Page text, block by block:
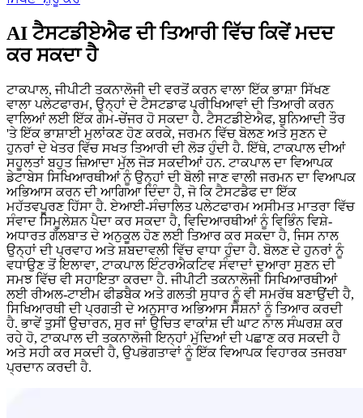
AI ਟੈਸਟਡੀਏਐਫ ਦੀ ਤਿਆਰੀ ਵਿੱਚ ਕਿਵੇਂ ਮਦਦ
ਕਰ ਸਕਦਾ ਹੈ
ਟਾਕਪਾਲ, ਜੀਪੀਟੀ ਤਕਨਾਲੋਜੀ ਦੀ ਵਰਤੋਂ ਕਰਨ ਵਾਲਾ ਇੱਕ ਭਾਸ਼ਾ ਸਿੱਖਣ
ਵਾਲਾ ਪਲੇਟਫਾਰਮ, ਉਨ੍ਹਾਂ ਦੇ ਟੈਸਟਡਾਫ ਪ੍ਰੀਖਿਆਵਾਂ ਦੀ ਤਿਆਰੀ ਕਰਨ
ਵਾਲਿਆਂ ਲਈ ਇੱਕ ਗੇਮ-ਚੇਂਜਰ ਹੋ ਸਕਦਾ ਹੈ. ਟੈਸਟਡੀਏਐਫ, ਬੁਨਿਆਦੀ ਤੌਰ
'ਤੇ ਇੱਕ ਭਾਸ਼ਾਈ ਮੁਲਾਂਕਣ ਹੋਣ ਕਰਕੇ, ਜਰਮਨ ਵਿੱਚ ਬੋਲਣ ਅਤੇ ਸੁਣਨ ਦੇ
ਹੁਨਰਾਂ ਦੇ ਖੇਤਰ ਵਿੱਚ ਸਖਤ ਤਿਆਰੀ ਦੀ ਲੋੜ ਹੁੰਦੀ ਹੈ. ਇੱਥੇ, ਟਾਕਪਾਲ ਦੀਆਂ
ਸਹੂਲਤਾਂ ਬਹੁਤ ਜ਼ਿਆਦਾ ਮੁੱਲ ਜੋੜ ਸਕਦੀਆਂ ਹਨ. ਟਾਕਪਾਲ ਦਾ ਵਿਆਪਕ
ਡੇਟਾਬੇਸ ਸਿਖਿਆਰਥੀਆਂ ਨੂੰ ਉਨ੍ਹਾਂ ਦੀ ਬੋਲੀ ਜਾਣ ਵਾਲੀ ਜਰਮਨ ਦਾ ਵਿਆਪਕ
ਅਭਿਆਸ ਕਰਨ ਦੀ ਆਗਿਆ ਦਿੰਦਾ ਹੈ, ਜੋ ਕਿ ਟੈਸਟਡੈਫ ਦਾ ਇੱਕ
ਮਹੱਤਵਪੂਰਣ ਹਿੱਸਾ ਹੈ. ਏਆਈ-ਸੰਚਾਲਿਤ ਪਲੇਟਫਾਰਮ ਅਸੀਮਤ ਮਾਤਰਾ ਵਿੱਚ
ਸੰਵਾਦ ਸਿਮੂਲੇਸ਼ਨ ਪੈਦਾ ਕਰ ਸਕਦਾ ਹੈ, ਵਿਦਿਆਰਥੀਆਂ ਨੂੰ ਵਿਭਿੰਨ ਵਿਸ਼ੇ-
ਅਧਾਰਤ ਗੱਲਬਾਤ ਦੇ ਅਨੁਕੂਲ ਹੋਣ ਲਈ ਤਿਆਰ ਕਰ ਸਕਦਾ ਹੈ, ਜਿਸ ਨਾਲ
ਉਨ੍ਹਾਂ ਦੀ ਪ੍ਰਵਾਹ ਅਤੇ ਸ਼ਬਦਾਵਲੀ ਵਿੱਚ ਵਾਧਾ ਹੁੰਦਾ ਹੈ. ਬੋਲਣ ਦੇ ਹੁਨਰਾਂ ਨੂੰ
ਵਧਾਉਣ ਤੋਂ ਇਲਾਵਾ, ਟਾਕਪਾਲ ਇੰਟਰਐਕਟਿਵ ਸੰਵਾਦਾਂ ਦੁਆਰਾ ਸੁਣਨ ਦੀ
ਸਮਝ ਵਿੱਚ ਵੀ ਸਹਾਇਤਾ ਕਰਦਾ ਹੈ. ਜੀਪੀਟੀ ਤਕਨਾਲੋਜੀ ਸਿਖਿਆਰਥੀਆਂ
ਲਈ ਰੀਅਲ-ਟਾਈਮ ਫੀਡਬੈਕ ਅਤੇ ਗਲਤੀ ਸੁਧਾਰ ਨੂੰ ਵੀ ਸਮਰੱਥ ਬਣਾਉਂਦੀ ਹੈ,
ਸਿਖਿਆਰਥੀ ਦੀ ਪ੍ਰਗਤੀ ਦੇ ਅਨੁਸਾਰ ਅਭਿਆਸ ਸੈਸ਼ਨਾਂ ਨੂੰ ਤਿਆਰ ਕਰਦੀ
ਹੈ. ਭਾਵੇਂ ਤੁਸੀਂ ਉਚਾਰਨ, ਸੁਰ ਜਾਂ ਉਚਿਤ ਵਾਕਾਂਸ਼ ਦੀ ਘਾਟ ਨਾਲ ਸੰਘਰਸ਼ ਕਰ
ਰਹੇ ਹੋ, ਟਾਕਪਾਲ ਦੀ ਤਕਨਾਲੋਜੀ ਇਨ੍ਹਾਂ ਮੁੱਦਿਆਂ ਦੀ ਪਛਾਣ ਕਰ ਸਕਦੀ ਹੈ
ਅਤੇ ਸਹੀ ਕਰ ਸਕਦੀ ਹੈ, ਉਪਭੋਗਤਾਵਾਂ ਨੂੰ ਇੱਕ ਵਿਆਪਕ ਵਿਹਾਰਕ ਤਜਰਬਾ
ਪ੍ਰਦਾਨ ਕਰਦੀ ਹੈ.